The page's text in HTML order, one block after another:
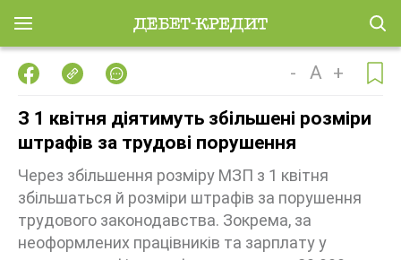
- A +
З 1 квітня діятимуть збільшені розміри
штрафів за трудові порушення
Через збільшення розміру МЗП з 1 квітня
збільшаться й розміри штрафів за порушення
трудового законодавства. Зокрема, за
неоформлених працівників та зарплату у